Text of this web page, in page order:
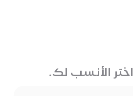
اختر الأنسب لك.